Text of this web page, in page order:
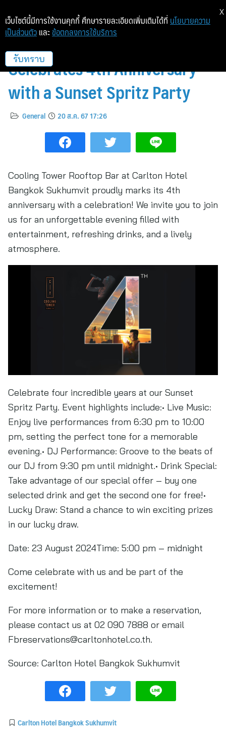
Cooling Tower Rooftop Bar
Celebrates 4th Anniversary
with a Sunset Spritz Party
General 20 ส.ค. 67 17:26
Cooling Tower Rooftop Bar at Carlton Hotel
Bangkok Sukhumvit proudly marks its 4th
anniversary with a celebration! We invite you to join
us for an unforgettable evening filled with
entertainment, refreshing drinks, and a lively
atmosphere.
Celebrate four incredible years at our Sunset
Spritz Party. Event highlights include:• Live Music:
Enjoy live performances from 6:30 pm to 10:00
pm, setting the perfect tone for a memorable
evening.• DJ Performance: Groove to the beats of
our DJ from 9:30 pm until midnight.• Drink Special:
Take advantage of our special offer – buy one
selected drink and get the second one for free!•
Lucky Draw: Stand a chance to win exciting prizes
in our lucky draw.
Date: 23 August 2024Time: 5:00 pm – midnight
Come celebrate with us and be part of the
excitement!
For more information or to make a reservation,
please contact us at 02 090 7888 or email
Fbreservations@carltonhotel.co.th.
Source: Carlton Hotel Bangkok Sukhumvit
Carlton Hotel Bangkok Sukhumvit
เว็บไซต์นี้มีการใช้งานคุกกี้ ศึกษารายละเอียดเพิ่มเติมได้ที่ นโยบายความ
เป็นส่วนตัว และ ข้อตกลงการใช้บริการ
รับทราบ
X